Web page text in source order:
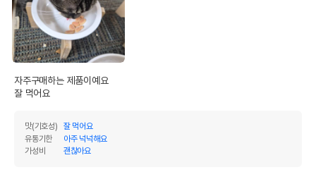
자주구매하는 제품이예요
맛(기호성)
잘 먹어요
유통기한
아주 넉넉해요
가성비
괜찮아요